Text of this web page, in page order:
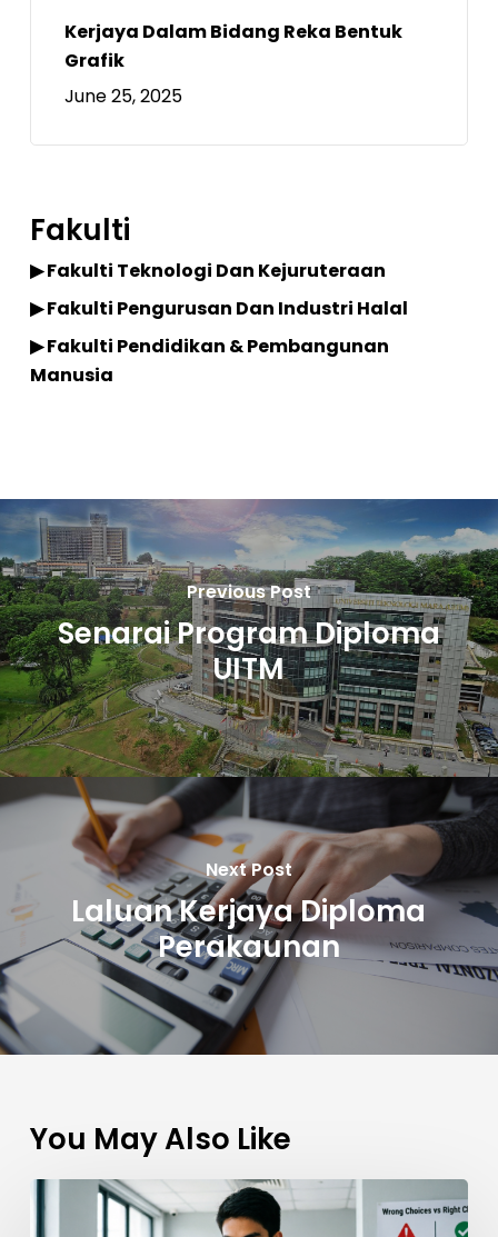
Kerjaya Dalam Bidang Reka Bentuk
Grafik
June 25, 2025
Fakulti
▶ Fakulti Teknologi Dan Kejuruteraan
▶ Fakulti Pengurusan Dan Industri Halal
▶ Fakulti Pendidikan & Pembangunan
Manusia
Previous Post
Senarai Program Diploma
UITM
Next Post
Laluan Kerjaya Diploma
Perakaunan
You May Also Like